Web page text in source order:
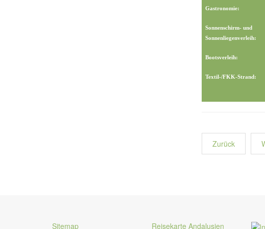
Gastronomie:
Sonnenschirm- und
Sonnenliegenverleih:
Bootsverleih:
Textil-/FKK-Strand:
Zurück
Sitemap Reisekarte Andalusien